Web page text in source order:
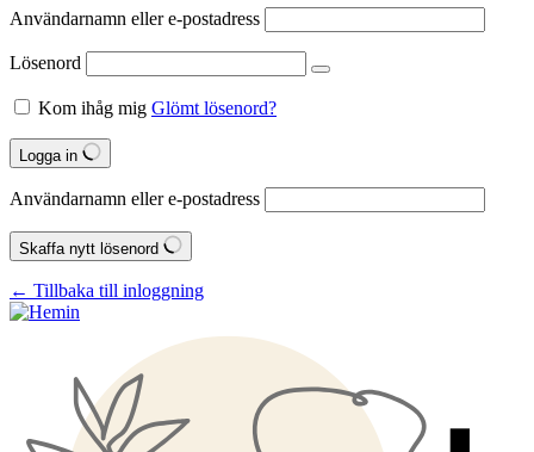
Användarnamn eller e‑postadress
Lösenord
Kom ihåg mig Glömt lösenord?
Logga in
Användarnamn eller e‑postadress
Skaffa nytt lösenord
← Tillbaka till inloggning